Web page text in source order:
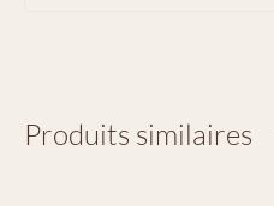
Produits similaires